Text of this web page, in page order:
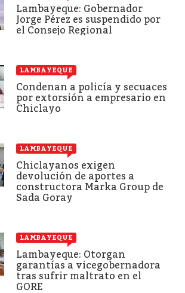
Lambayeque: Gobernador
Jorge Pérez es suspendido por
el Consejo Regional
LAMBAYEQUE
Condenan a policía y secuaces
por extorsión a empresario en
Chiclayo
LAMBAYEQUE
Chiclayanos exigen
devolución de aportes a
constructora Marka Group de
Sada Goray
LAMBAYEQUE
Lambayeque: Otorgan
garantías a vicegobernadora
tras sufrir maltrato en el
GORE